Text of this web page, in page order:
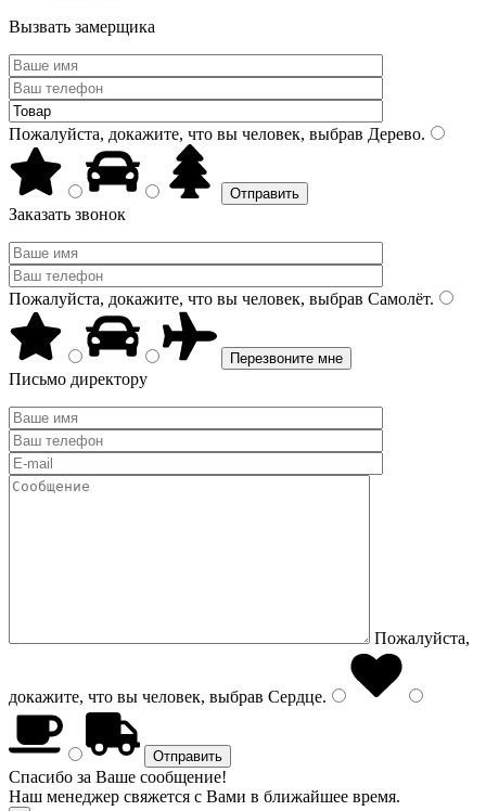
Вызвать замерщика
Пожалуйста, докажите, что вы человек, выбрав Дерево.
Заказать звонок
Пожалуйста, докажите, что вы человек, выбрав Самолёт.
Письмо директору
Пожалуйста,
докажите, что вы человек, выбрав Сердце.
Спасибо за Ваше сообщение!
Наш менеджер свяжется с Вами в ближайшее время.